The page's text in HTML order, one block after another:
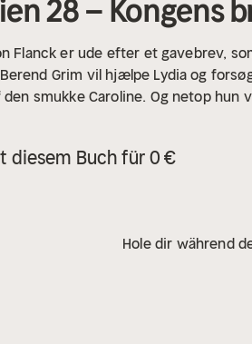
28 – Kongens
Flanck er ude efter et gavebrev,
Grim vil hjælpe Lydia og
smukke Caroline. Og netop
diesem Buch für 0 €
Hole dir während